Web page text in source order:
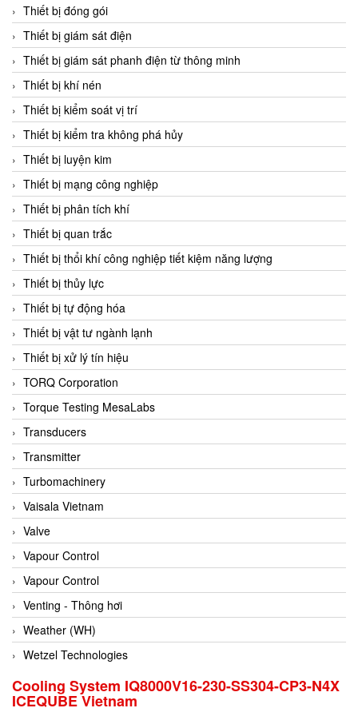
Chromalox
ChuanYi
CIC
Clage
Clake Fololo
Clark Cooper
CMC Ventilazione
Coax Valves Inc
Codel
Cofimco
Coltraco
Comat Releco
Comax
COMETECH VietNam
COMFILE Technology
Conch
Conductix/ WAMPFLER
Contrec
Contrinex
Control Solution Minesota
Copeland
Cortem
Cosa Xentaur
Cosil
Coulton
Crouzet
Crowcon
Crutec Dust Zero Vietnam
Crydom
Thiết bị đóng gói
Thiết bị giám sát điện
Thiết bị giám sát phanh điện từ thông minh
Thiết bị khí nén
Thiết bị kiểm soát vị trí
Thiết bị kiểm tra không phá hủy
Thiết bị luyện kim
Thiết bị mạng công nghiệp
Thiết bị phân tích khí
Thiết bị quan trắc
Thiết bị thổi khí công nghiệp tiết kiệm năng lượng
Thiết bị thủy lực
Thiết bị tự động hóa
Thiết bị vật tư ngành lạnh
Thiết bị xử lý tín hiệu
TORQ Corporation
Torque Testing MesaLabs
Transducers
Transmitter
Turbomachinery
Vaisala Vietnam
Valve
Vapour Control
Vapour Control
Venting - Thông hơi
Weather (WH)
Wetzel Technologies
Cooling System IQ8000V16-230-SS304-CP3-N4X
ICEQUBE Vietnam